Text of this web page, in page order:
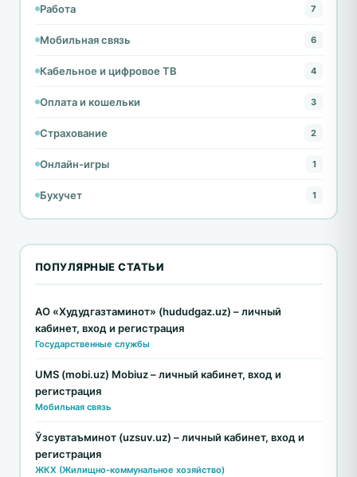
Работа 7
Мобильная связь 6
Кабельное и цифровое ТВ 4
Оплата и кошельки 3
Страхование 2
Онлайн-игры 1
Бухучет 1
ПОПУЛЯРНЫЕ СТАТЬИ
АО «Худудгазтаминот» (hududgaz.uz) – личный
кабинет, вход и регистрация
Государственные службы
UMS (mobi.uz) Mobiuz – личный кабинет, вход и
регистрация
Мобильная связь
Ўзсувтаъминот (uzsuv.uz) – личный кабинет, вход и
регистрация
ЖКХ (Жилищно-коммунальное хозяйство)